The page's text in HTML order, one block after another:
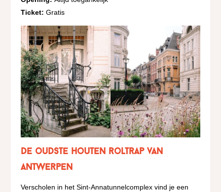
Ticket: Gratis
De oudste houten roltrap van
Antwerpen
Verscholen in het Sint-Annatunnelcomplex vind je een